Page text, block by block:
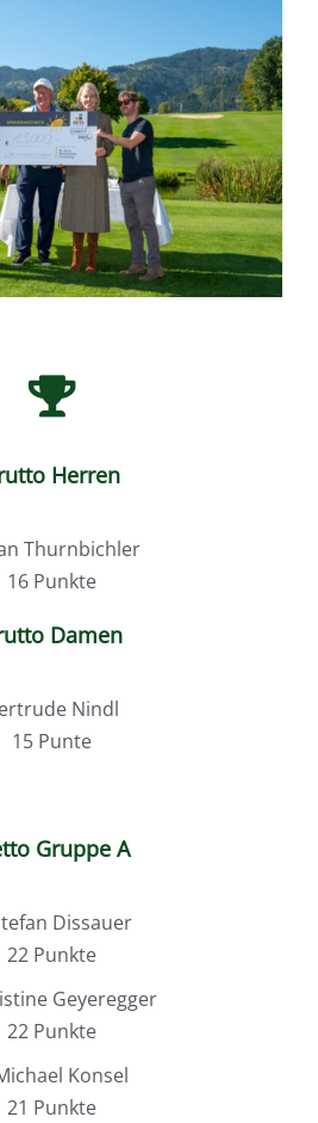
Herren
Thurnbichler
16 Punkte
Damen
Nindl
15 Punte
Gruppe A
Dissauer
22 Punkte
Geyeregger
22 Punkte
Konsel
21 Punkte